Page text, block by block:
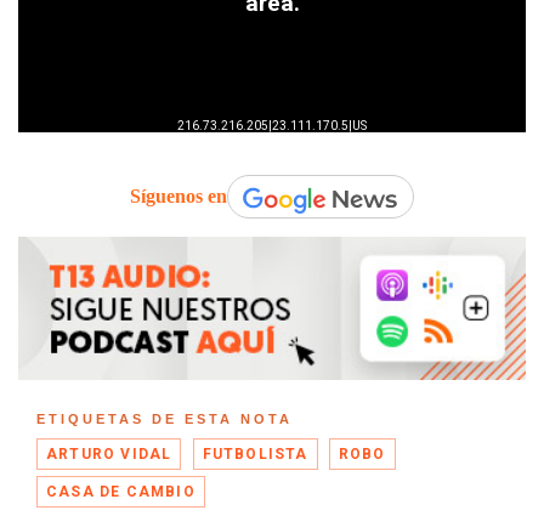
Síguenos en
ETIQUETAS DE ESTA NOTA
ARTURO VIDAL FUTBOLISTA ROBO
CASA DE CAMBIO